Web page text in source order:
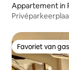
Appartement in
Favoriet van
Favoriet van